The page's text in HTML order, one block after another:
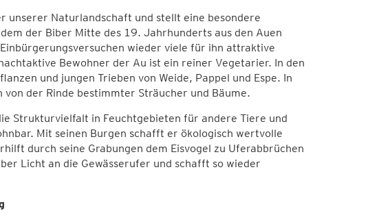
unserer Naturlandschaft und stellt eine besondere
der Biber Mitte des 19. Jahrhunderts aus den Auen
wieder viele für ihn attraktive
Bewohner der Au ist ein reiner Vegetarier. In den
und jungen Trieben von Weide, Pappel und Espe. In
der Rinde bestimmter Sträucher und Bäume.
Strukturvielfalt in Feuchtgebieten für andere Tiere und
Mit seinen Burgen schafft er ökologisch wertvolle
durch seine Grabungen dem Eisvogel zu Uferabbrüchen
Licht an die Gewässerufer und schafft so wieder